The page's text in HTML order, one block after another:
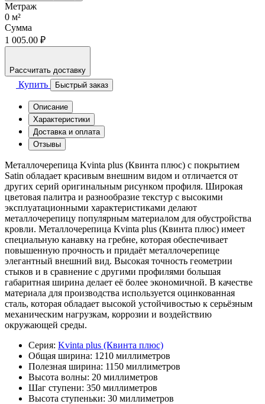
Метраж
0 м²
Сумма
1 005.00 ₽
Рассчитать доставку
Купить Быстрый заказ
Описание
Характеристики
Доставка и оплата
Отзывы
Металлочерепица Kvinta plus (Квинта плюс) с покрытием
Satin обладает красивым внешним видом и отличается от
других серий оригинальным рисунком профиля. Широкая
цветовая палитра и разнообразие текстур с высокими
эксплуатационными характеристиками делают
металлочерепицу популярным материалом для обустройства
кровли. Металлочерепица Kvinta plus (Квинта плюс) имеет
специальную канавку на гребне, которая обеспечивает
повышенную прочность и придаёт металлочерепице
элегантный внешний вид. Высокая точность геометрии
стыков и в сравнение с другими профилями большая
габаритная ширина делает её более экономичной. В качестве
материала для производства используется оцинкованная
сталь, которая обладает высокой устойчивостью к серьёзным
механическим нагрузкам, коррозии и воздействию
окружающей среды.
Серия: Kvinta plus (Квинта плюс)
Общая ширина: 1210 миллиметров
Полезная ширина: 1150 миллиметров
Высота волны: 20 миллиметров
Шаг ступени: 350 миллиметров
Высота ступеньки: 30 миллиметров